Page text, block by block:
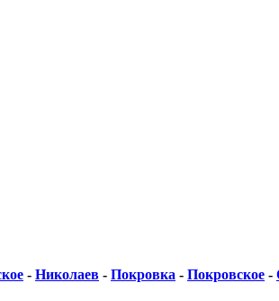
- Николаев - Покровка - Покровское -